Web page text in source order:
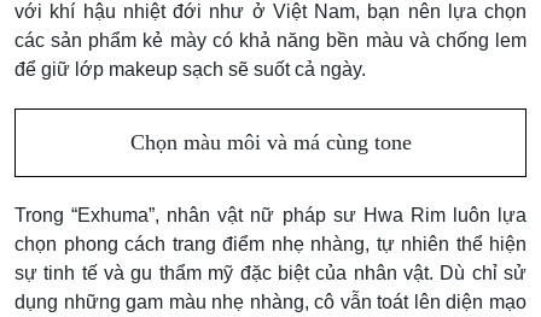
với khí hậu nhiệt đới như ở Việt Nam, bạn nên lựa chọn
các sản phẩm kẻ mày có khả năng bền màu và chống lem
để giữ lớp makeup sạch sẽ suốt cả ngày.
Chọn màu môi và má cùng tone
Trong “Exhuma”, nhân vật nữ pháp sư Hwa Rim luôn lựa
chọn phong cách trang điểm nhẹ nhàng, tự nhiên thể hiện
sự tinh tế và gu thẩm mỹ đặc biệt của nhân vật. Dù chỉ sử
dụng những gam màu nhẹ nhàng, cô vẫn toát lên diện mạo